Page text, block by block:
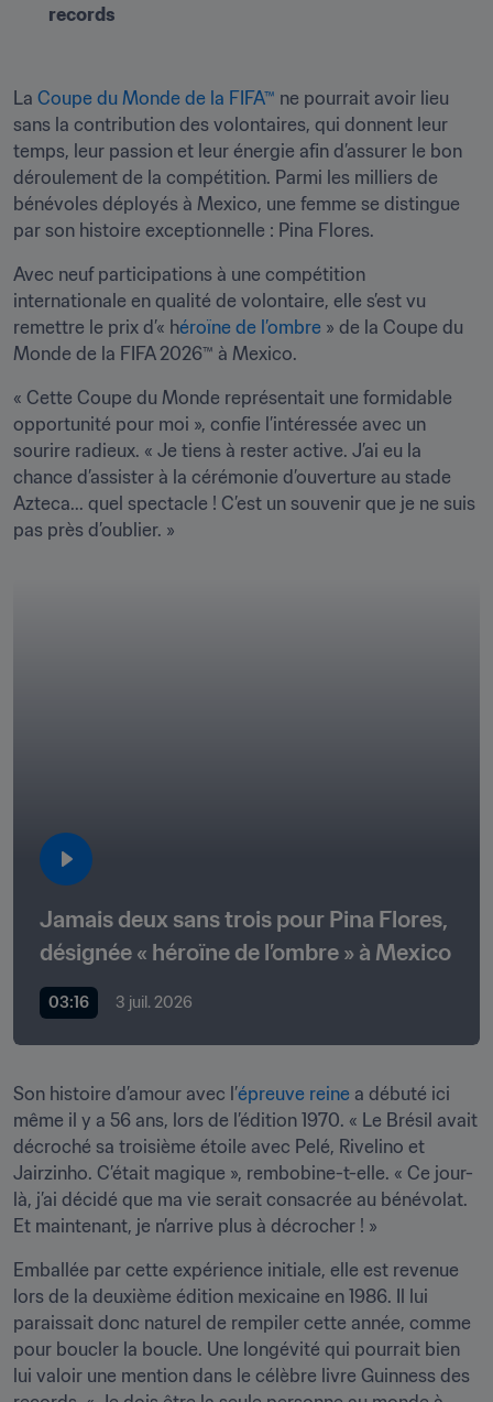
records
La Coupe du Monde de la FIFA™ ne pourrait avoir lieu
sans la contribution des volontaires, qui donnent leur
temps, leur passion et leur énergie afin d’assurer le bon
déroulement de la compétition. Parmi les milliers de
bénévoles déployés à Mexico, une femme se distingue
par son histoire exceptionnelle : Pina Flores.
Avec neuf participations à une compétition
internationale en qualité de volontaire, elle s’est vu
remettre le prix d’« héroïne de l’ombre » de la Coupe du
Monde de la FIFA 2026™ à Mexico.
« Cette Coupe du Monde représentait une formidable
opportunité pour moi », confie l’intéressée avec un
sourire radieux. « Je tiens à rester active. J’ai eu la
chance d’assister à la cérémonie d’ouverture au stade
Azteca... quel spectacle ! C’est un souvenir que je ne suis
pas près d’oublier. »
Jamais deux sans trois pour Pina Flores,
désignée « héroïne de l’ombre » à Mexico
03:16 3 juil. 2026
Son histoire d’amour avec l’épreuve reine a débuté ici
même il y a 56 ans, lors de l’édition 1970. « Le Brésil avait
décroché sa troisième étoile avec Pelé, Rivelino et
Jairzinho. C’était magique », rembobine-t-elle. « Ce jour-
là, j’ai décidé que ma vie serait consacrée au bénévolat.
Et maintenant, je n’arrive plus à décrocher ! »
Emballée par cette expérience initiale, elle est revenue
lors de la deuxième édition mexicaine en 1986. Il lui
paraissait donc naturel de rempiler cette année, comme
pour boucler la boucle. Une longévité qui pourrait bien
lui valoir une mention dans le célèbre livre Guinness des